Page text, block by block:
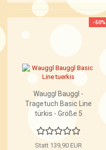
-50%
Wauggl Bauggl -
Tragetuch Basic Line
türkis - Größe 5
Statt 139,90 EUR